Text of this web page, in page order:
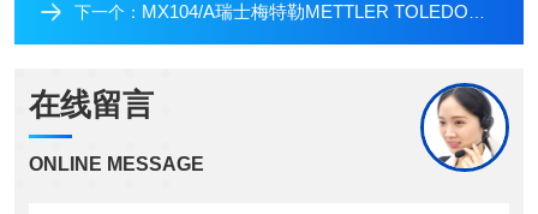
下一个： MX104/A瑞士梅特勒METTLER TOLEDO分析天平
在线留言
ONLINE MESSAGE